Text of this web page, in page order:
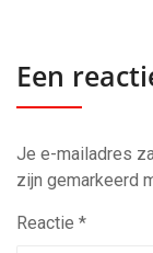
Een
Je e-mailadres
zijn gemarkeerd
Reactie *